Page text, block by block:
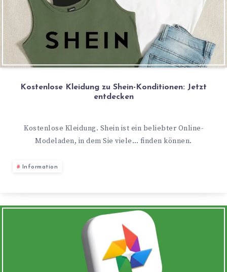
Kostenlose Kleidung zu Shein-Konditionen: Jetzt
entdecken
Kostenlose Kleidung. Shein ist ein beliebter Online-
Modeladen, in dem Sie viele… finden können.
Information